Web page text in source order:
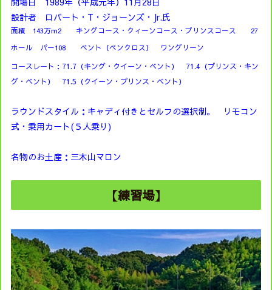
設計者 ロバート・T・ジョーンズ・Jr.氏
面積 143万m2 キングコース・クィーンコース・プリンスコース 27
ホール パー108 ベント（ペンクロス） ワングリーン
コースレート：71.7（キング・クイーン・ベント） 71.4（プリンス・キン
グ・ベント） 71.5（クイーン・プリンス・ベント）
ラウンドスタイル：キャディ付きとセルフの選択制。 リモコン
式・乗用カート(５人乗り)
名物のお土産：三木山マロン
【練習場】